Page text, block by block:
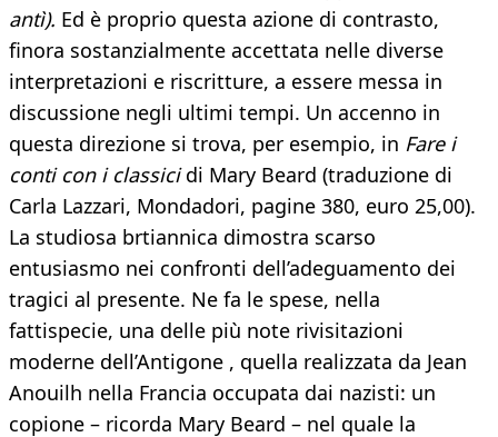
antì). Ed è proprio questa azione di contrasto,
finora sostanzialmente accettata nelle diverse
interpretazioni e riscritture, a essere messa in
discussione negli ultimi tempi. Un accenno in
questa direzione si trova, per esempio, in Fare i
conti con i classicidi Mary Beard (traduzione di
Carla Lazzari, Mondadori, pagine 380, euro 25,00).
La studiosa brtiannica dimostra scarso
entusiasmo nei confronti dell’adeguamento dei
tragici al presente. Ne fa le spese, nella
fattispecie, una delle più note rivisitazioni
moderne dell’Antigone , quella realizzata da Jean
Anouilh nella Francia occupata dai nazisti: un
copione – ricorda Mary Beard – nel quale la